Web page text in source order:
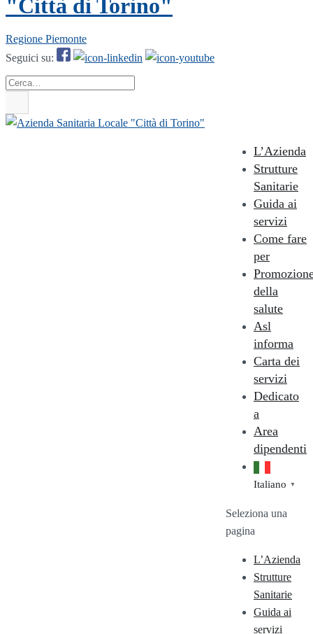
"Città di Torino"
Regione Piemonte
Seguici su:
Cerca
L’Azienda
Strutture
Sanitarie
Guida ai
servizi
Come fare
per
della
salute
Asl
informa
Carta dei
servizi
Dedicato
a
Area
dipendenti
Italiano ▼
Seleziona una
pagina
L’Azienda
Strutture
Sanitarie
Guida ai
servizi